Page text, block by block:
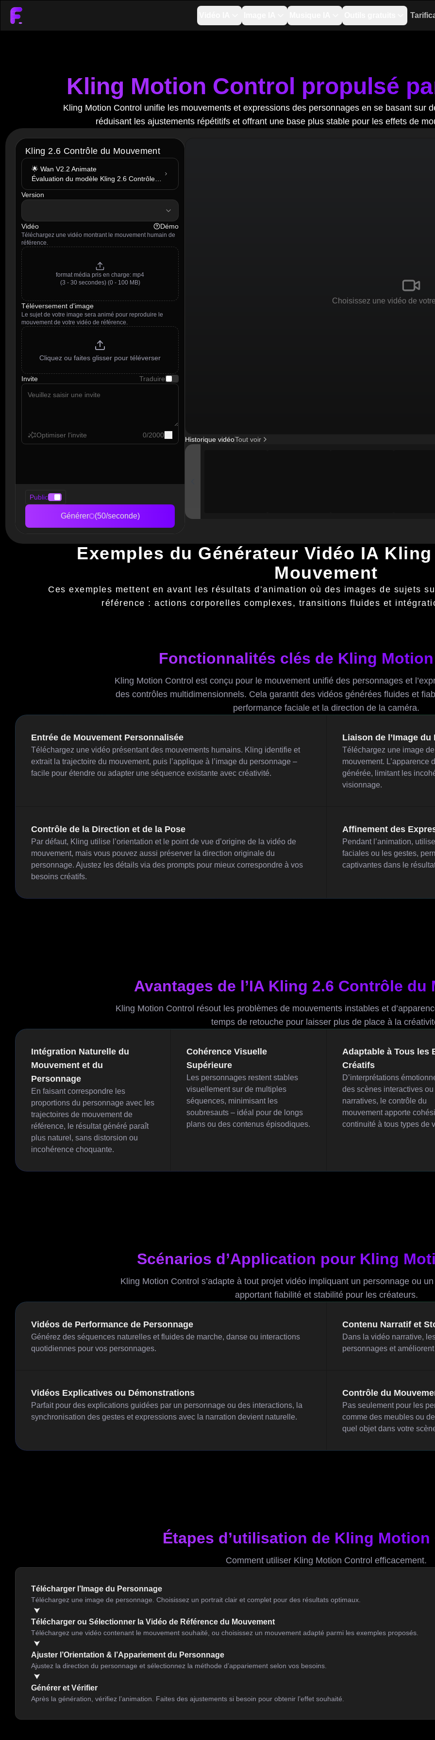
Kling Motion Control propulsé
Kling Motion Control unifie les mouvements et expressions des personnages en se basant sur
réduisant les ajustements répétitifs et offrant une base plus stable pour les effets de
Kling 2.6 Contrôle du Mouvement
🌟 Wan V2.2 Animate
Version
version
Vidéo Démo
Téléchargez une vidéo montrant le mouvement humain de
référence.
format média pris en charge: mp4
(3 - 30 secondes) (0 - 100 MB)
Téléversement d'image
Le sujet de votre image sera animé pour reproduire le
mouvement de votre vidéo de référence.
Cliquez ou faites glisser pour téléverser
Invite Traduire
Optimiser l'invite 0/2000
Public
Générer (50/seconde)
Choisissez une vidéo de
Historique vidéoTout voir
Exemples du Générateur Vidéo IA
Mouvement
Ces exemples mettent en avant les résultats d’animation où des images de sujets
référence : actions corporelles complexes, transitions fluides et
Fonctionnalités clés de Kling
Kling Motion Control est conçu pour le mouvement unifié des personnages et
des contrôles multidimensionnels. Cela garantit des vidéos générées fluides et
performance faciale et la direction de la caméra.
Entrée de Mouvement Personnalisée
Téléchargez une vidéo présentant des mouvements humains. Kling identifie et
extrait la trajectoire du mouvement, puis l’applique à l’image du personnage –
facile pour étendre ou adapter une séquence existante avec créativité.
Liaison de l’Image du
Téléchargez une image
mouvement. L’apparence
générée, limitant les
visionnage.
Contrôle de la Direction et de la Pose
Par défaut, Kling utilise l’orientation et le point de vue d’origine de la vidéo de
mouvement, mais vous pouvez aussi préserver la direction originale du
personnage. Ajustez les détails via des prompts pour mieux correspondre à vos
besoins créatifs.
Affinement des
Pendant l’animation,
faciales ou les gestes,
captivantes dans le
Avantages de l’IA Kling 2.6 Contrôle du
Kling Motion Control résout les problèmes de mouvements instables et
temps de retouche pour laisser plus de place à la
Intégration Naturelle du
Mouvement et du
Personnage
En faisant correspondre les
proportions du personnage avec les
trajectoires de mouvement de
référence, le résultat généré paraît
plus naturel, sans distorsion ou
incohérence choquante.
Cohérence Visuelle
Supérieure
Les personnages restent stables
visuellement sur de multiples
séquences, minimisant les
soubresauts – idéal pour de longs
plans ou des contenus épisodiques.
Adaptable à Tous les
Créatifs
D’interprétations
des scènes interactives ou
narratives, le contrôle du
mouvement apporte
continuité à tous types de
Scénarios d’Application pour Kling
Kling Motion Control s’adapte à tout projet vidéo impliquant un personnage ou
apportant fiabilité et stabilité pour les créateurs.
Vidéos de Performance de Personnage
Générez des séquences naturelles et fluides de marche, danse ou interactions
quotidiennes pour vos personnages.
Contenu Narratif et
Dans la vidéo narrative,
personnages et
Vidéos Explicatives ou Démonstrations
Parfait pour des explications guidées par un personnage ou des interactions, la
synchronisation des gestes et expressions avec la narration devient naturelle.
Contrôle du
Pas seulement pour les
comme des meubles ou
quel objet dans votre
Étapes d’utilisation de Kling Motion
Comment utiliser Kling Motion Control efficacement.
Télécharger l’Image du Personnage
Téléchargez une image de personnage. Choisissez un portrait clair et complet pour des résultats optimaux.
Télécharger ou Sélectionner la Vidéo de Référence du Mouvement
Téléchargez une vidéo contenant le mouvement souhaité, ou choisissez un mouvement adapté parmi les exemples proposés.
Ajuster l’Orientation & l’Appariement du Personnage
Ajustez la direction du personnage et sélectionnez la méthode d’appariement selon vos besoins.
Générer et Vérifier
Après la génération, vérifiez l’animation. Faites des ajustements si besoin pour obtenir l’effet souhaité.